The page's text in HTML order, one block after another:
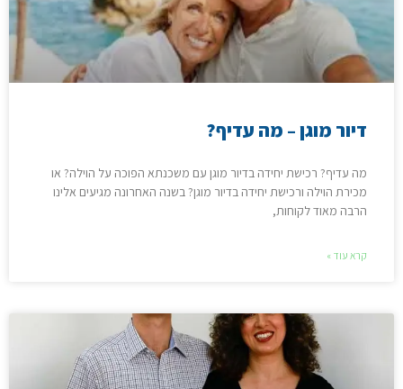
דיור מוגן – מה עדיף?
מה עדיף? רכישת יחידה בדיור מוגן עם משכנתא הפוכה על הוילה? או
מכירת הוילה ורכישת יחידה בדיור מוגן? בשנה האחרונה מגיעים אלינו
הרבה מאוד לקוחות,
קרא עוד »